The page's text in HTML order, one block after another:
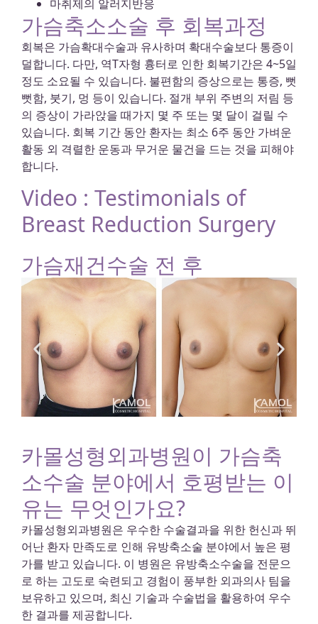
마취제의 알러지반응
가슴축소소술 후 회복과정
회복은 가슴확대수술과 유사하며 확대수술보다 통증이
덜합니다. 다만, 역T자형 흉터로 인한 회복기간은 4~5일
정도 소요될 수 있습니다. 불편함의 증상으로는 통증, 뻣
뻣함, 붓기, 멍 등이 있습니다. 절개 부위 주변의 저림 등
의 증상이 가라앉을 때가지 몇 주 또는 몇 달이 걸릴 수
있습니다. 회복 기간 동안 환자는 최소 6주 동안 가벼운
활동 외 격렬한 운동과 무거운 물건을 드는 것을 피해야
합니다.
Video : Testimonials of
Breast Reduction Surgery
가슴재건수술 전 후
카몰성형외과병원이 가슴축
소수술 분야에서 호평받는 이
유는 무엇인가요?
카몰성형외과병원은 우수한 수술결과을 위한 헌신과 뛰
어난 환자 만족도로 인해 유방축소술 분야에서 높은 평
가를 받고 있습니다. 이 병원은 유방축소수술을 전문으
로 하는 고도로 숙련되고 경험이 풍부한 외과의사 팀을
보유하고 있으며, 최신 기술과 수술법을 활용하여 우수
한 결과를 제공합니다.